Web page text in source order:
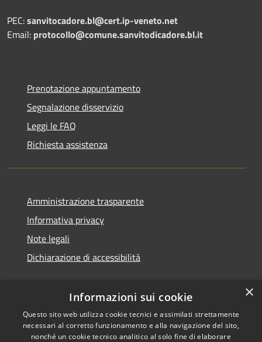
PEC:sanvitocadore.bl@cert.ip-veneto.net
Email: protocollo@comune.sanvitodicadore.bl.it
Prenotazione appuntamento
Segnalazione disservizio
Leggi le FAQ
Richiesta assistenza
Amministrazione trasparente
Informativa privacy
Note legali
Dichiarazione di accessibilità
×
Informazioni sui cookie
Questo sito web utilizza cookie tecnici e assimilati strettamente
necessari al corretto funzionamento e alla navigazione del sito,
nonché un cookie tecnico analitico al solo fine di elaborare